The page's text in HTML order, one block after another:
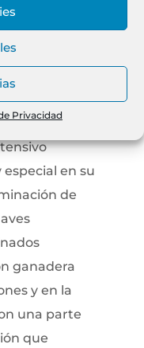
Privacidad
culturales y
necrófagas
de la
rural. La
en su
de
ganadera
y en la
una parte
que